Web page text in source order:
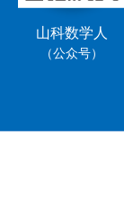
山科数学人
（公众号）